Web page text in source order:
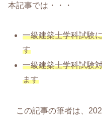
本記事では・・・
一級建築士学科試験
す
一級建築士学科試験
ます
この記事の筆者は、